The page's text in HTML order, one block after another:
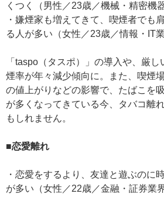
くつく（男性／23歳／機械・精密機
・嫌煙家も増えてきて、喫煙者でも
る人が多い（女性／23歳／情報・IT業
「taspo（タスポ）」の導入や、厳
煙率が年々減少傾向に。また、喫煙
の値上がりなどの影響で、たばこを
が多くなってきている今、タバコ離
もしれません。
■恋愛離れ
・恋愛をするより、友達と遊ぶのに
が多い（女性／22歳／金融・証券業